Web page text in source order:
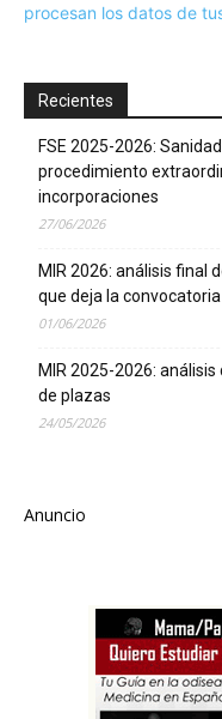
procesan los datos de
Recientes
FSE 2025-2026:
procedimiento
incorporaciones
27/06/2026
MIR 2026: análisis final
que deja la convocatoria
01/06/2026
MIR 2025-2026:
de plazas
24/05/2026
Anuncio